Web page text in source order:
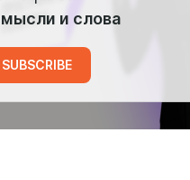
и слова
SUBSCRIBE